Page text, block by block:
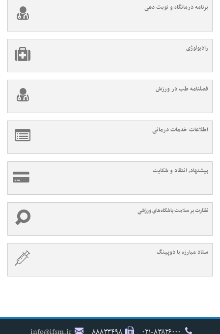
برنامه درمانگاه و نوبت دهی
رادیولوژی
فصلنامه طب در ورزش
اطلاعات خدمات درمانی
پیشنهاد، انتقاد و شکایت
نظارت بر سلامت باشگاه‌های ورزشی
ستاد مبارزه با دوپینگ